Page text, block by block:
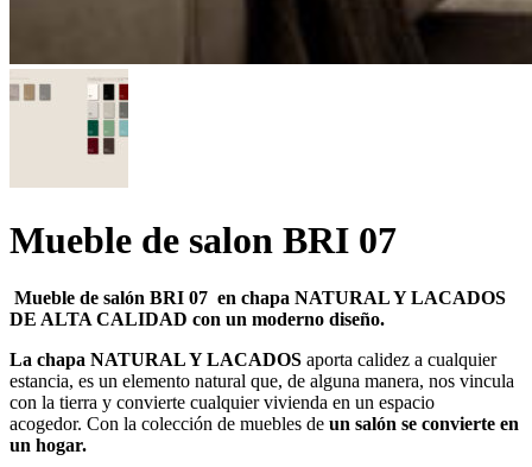
Mueble de salon BRI 07
Mueble de salón BRI 07 en chapa NATURAL Y LACADOS
DE ALTA CALIDAD con un moderno diseño.
La chapa NATURAL Y LACADOS aporta calidez a cualquier
estancia, es un elemento natural que, de alguna manera, nos vincula
con la tierra y convierte cualquier vivienda en un espacio
acogedor. Con la colección de muebles de un salón se convierte en
un hogar.